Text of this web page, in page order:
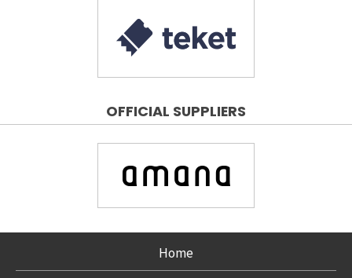
OFFICIAL SUPPLIERS
Home